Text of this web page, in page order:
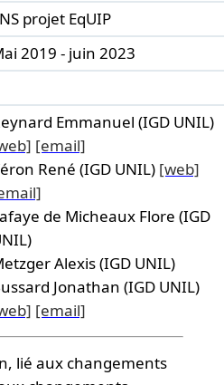
projet EqUIP
2019 - juin 2023
Emmanuel (IGD UNIL)
[email]
René (IGD UNIL) [web]
de Micheaux Flore (IGD
Alexis (IGD UNIL)
Jonathan (IGD UNIL)
[email]
lié aux changements